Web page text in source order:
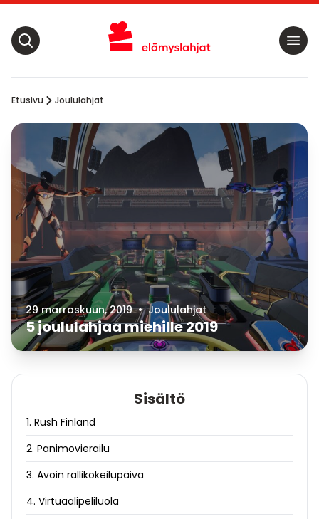
Etusivu Joululahjat
29 marraskuun, 2019 • Joululahjat
5 joululahjaa miehille 2019
Sisältö
1. Rush Finland
2. Panimovierailu
3. Avoin rallikokeilupäivä
4. Virtuaalipeliluola